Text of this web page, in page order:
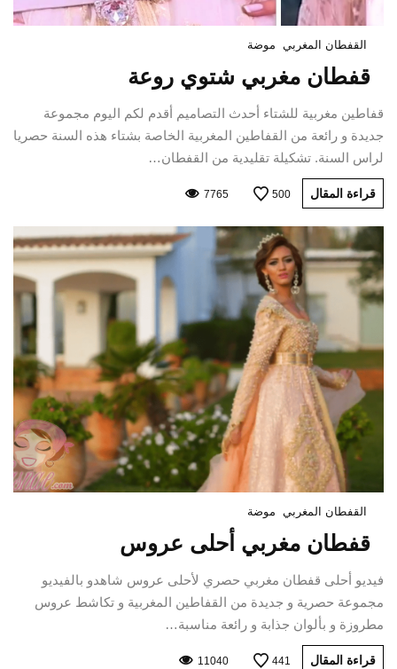
القفطان المغربي موضة
قفطان مغربي شتوي روعة
قفاطين مغربية للشتاء أحدث التصاميم أقدم لكم اليوم مجموعة
جديدة و رائعة من القفاطين المغربية الخاصة بشتاء هذه السنة حصريا
لراس السنة. تشكيلة تقليدية من القفطان…
قراءة المقال 500
7765
القفطان المغربي موضة
قفطان مغربي أحلى عروس
فيديو أحلى قفطان مغربي حصري لأحلى عروس شاهدو بالفيديو
مجموعة حصرية و جديدة من القفاطين المغربية و تكاشط عروس
مطروزة و بألوان جذابة و رائعة مناسبة…
قراءة المقال 441
11040